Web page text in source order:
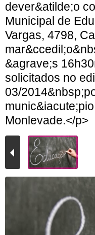
dever&atilde;o
Municipal de
Vargas, 4798,
&agrave;s
solicitados no
03/
Monlevade.</p>